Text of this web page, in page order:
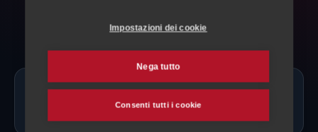
Ci sono allevatori di Criollo proprio a
Impostazioni dei cookie
Nega tutto
Consenti tutti i cookie